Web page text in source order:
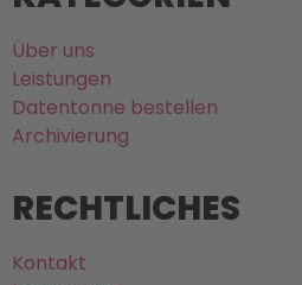
Über uns
Leistungen
Datentonne bestellen
Archivierung
RECHTLICHES
Kontakt